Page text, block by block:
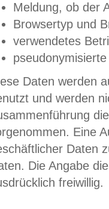
Meldung, ob der
Browsertyp und
verwendetes
Daten werden
und werden
Eine
Daten
Die Angabe
freiwillig.